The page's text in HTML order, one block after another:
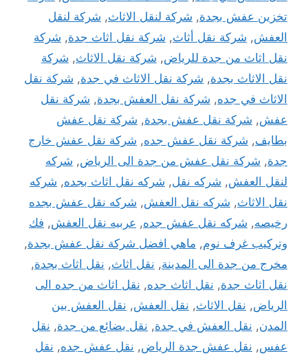
تخزين عفش بجدة, شركة لنقل الاثاث, شركة لنقل
العفش, شركة نقل أثاث, شركة نقل اثاث جدة, شركة
نقل اثاث من جدة للرياض, شركة نقل الاثاث, شركة
نقل الاثاث بجدة, شركة نقل الاثاث في جدة, شركة نقل
الاثاث في جده, شركة نقل العفش بجدة, شركة نقل
عفش, شركة نقل عفش بجدة, شركة نقل عفش
بطايف, شركة نقل عفش جده, شركة نقل عفش خارج
جدة, شركة نقل عفش من جدة الى الرياض, شركه
لنقل العفش, شركه نقل, شركه نقل اثاث بجده, شركه
نقل الاثاث, شركه نقل العفش, شركه نقل عفش بجده
رخيصه, شركه نقل عفش جده, عربيه نقل العفش, فك
وتركيب غرف نوم, ماهي افضل شركة نقل عفش بجدة,
مخرج من جدة الى المدينة, نقل اثاث, نقل اثاث بجدة,
نقل اثاث جدة, نقل اثاث جده, نقل اثاث من جده الى
الرياض, نقل الاثاث, نقل العفش, نقل العفش بين
المدن, نقل العفش في جدة, نقل بضائع من جدة, نقل
عفس, نقل عفش جدة الرياض, نقل عفش جده, نقل